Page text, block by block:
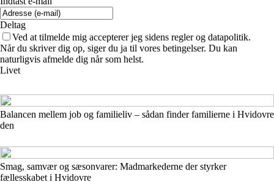
Deltag
Ved at tilmelde mig accepterer jeg sidens regler og datapolitik.
Når du skriver dig op, siger du ja til vores betingelser. Du kan
naturligvis afmelde dig når som helst.
Livet
Balancen mellem job og familieliv – sådan finder familierne i Hvidovre
den
Smag, samvær og sæsonvarer: Madmarkederne der styrker
fællesskabet i Hvidovre